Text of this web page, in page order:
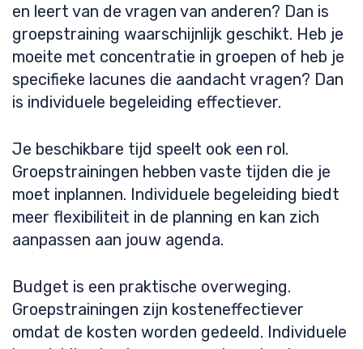
en leert van de vragen van anderen? Dan is
groepstraining waarschijnlijk geschikt. Heb je
moeite met concentratie in groepen of heb je
specifieke lacunes die aandacht vragen? Dan
is individuele begeleiding effectiever.
Je beschikbare tijd speelt ook een rol.
Groepstrainingen hebben vaste tijden die je
moet inplannen. Individuele begeleiding biedt
meer flexibiliteit in de planning en kan zich
aanpassen aan jouw agenda.
Budget is een praktische overweging.
Groepstrainingen zijn kosteneffectiever
omdat de kosten worden gedeeld. Individuele